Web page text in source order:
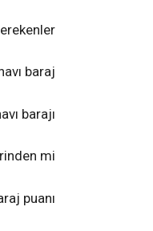
baraj
barajı
mi
puanı